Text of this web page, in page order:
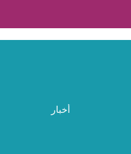
أخبار